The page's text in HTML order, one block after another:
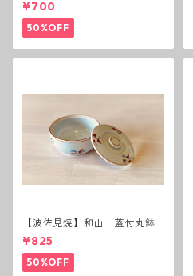
¥700
50%OFF
【波佐見焼】和山 蓋付丸鉢
(花絵)
¥825
50%OFF